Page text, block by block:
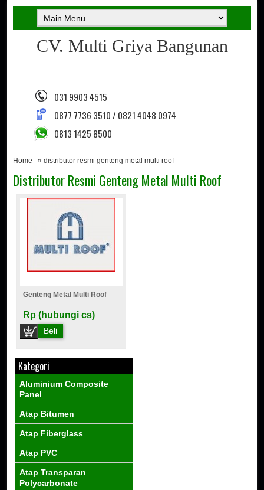
CV. Multi Griya Bangunan
031 9903 4515
0877 7736 3510 / 0821 4048 0974
0813 1425 8500
Home » distributor resmi genteng metal multi roof
Distributor Resmi Genteng Metal Multi Roof
Genteng Metal Multi Roof
Rp (hubungi cs)
Beli
Kategori
Aluminium Composite
Panel
Atap Bitumen
Atap Fiberglass
Atap PVC
Atap Transparan
Polycarbonate